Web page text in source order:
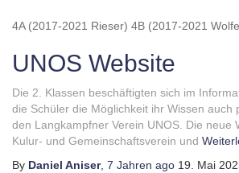
4A (2017-2021 Rieser) 4B (2017-2021
UNOS Website
Die 2. Klassen beschäftigten sich im
die Schüler die Möglichkeit ihr Wissen
den Langkampfner Verein UNOS. Die
Kulur- und Gemeinschaftsverein und
By Daniel Aniser, 7 Jahren ago 19. Mai